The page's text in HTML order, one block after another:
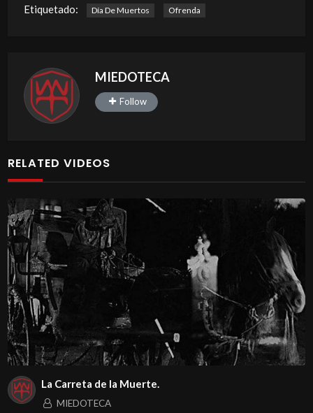
Etiquetado: Día De Muertos Ofrenda
MIEDOTECA
Follow
RELATED VIDEOS
La Carreta de la Muerte.
MIEDOTECA